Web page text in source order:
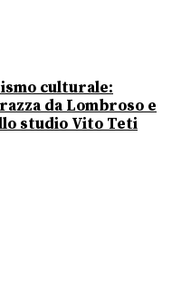
culturale:
da Lombroso e
studio Vito Teti